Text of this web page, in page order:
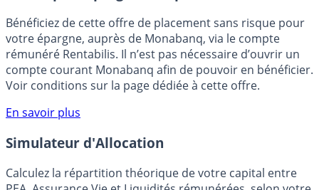
🎁 Bon plan épargne : 3% pendant 6 mois
Bénéficiez de cette offre de placement sans risque pour
votre épargne, auprès de Monabanq, via le compte
rémunéré Rentabilis. Il n’est pas nécessaire d’ouvrir un
Voir conditions sur la page dédiée à cette offre.
En savoir plus
Simulateur d'Allocation